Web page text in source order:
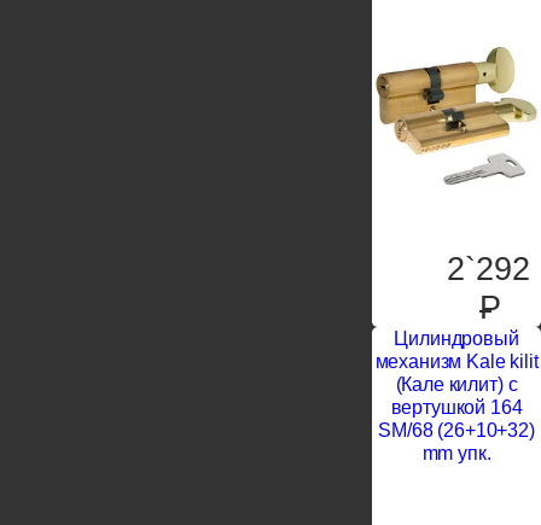
2`292
P
Цилиндровый
механизм Kale kilit
(Кале килит) с
вертушкой 164
SM/68 (26+10+32)
mm упк.